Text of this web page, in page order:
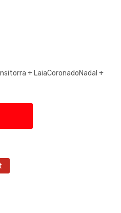
+ LaiaCoronadoNadal +